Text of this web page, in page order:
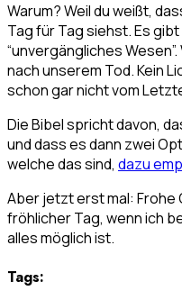
Warum? Weil du weißt,
Tag für Tag siehst. Es gibt
“unvergängliches
nach unserem Tod. Kein
schon gar nicht vom
Die Bibel spricht davon,
und dass es dann zwei
welche das sind, dazu
Aber jetzt erst mal: Frohe
fröhlicher Tag, wenn ich
alles möglich ist.
Tags: